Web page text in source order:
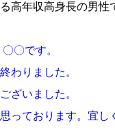
高年収高身長の男
〇〇です。
わりました。
ざいました。
っております。宜